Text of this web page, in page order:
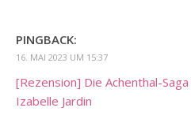
PINGBACK:
16. MAI 2023 UM 15:37
[Rezension] Die Achenthal-
Izabelle Jardin